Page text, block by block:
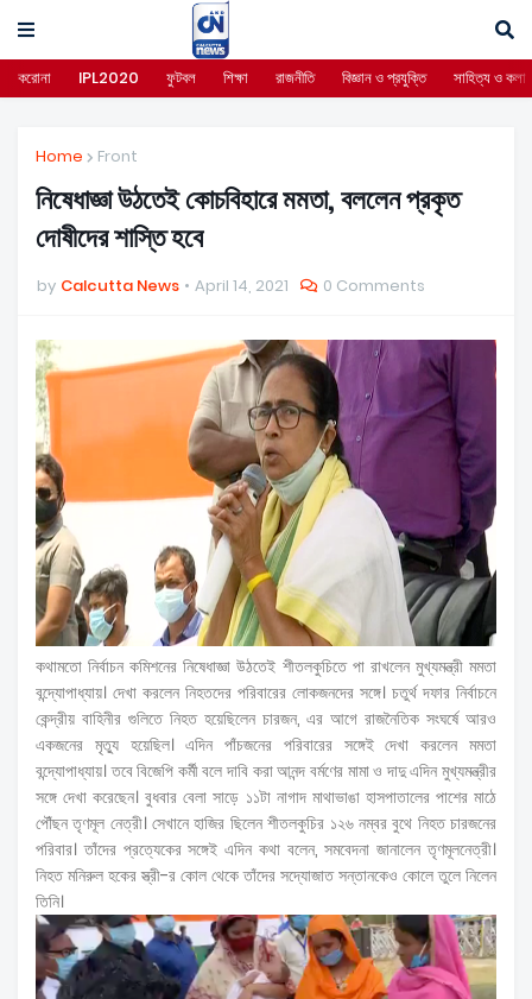
করোনা IPL2020 ফুটবল শিক্ষা রাজনীতি বিজ্ঞান ও প্রযুক্তি সাহিত্য ও কলা
Home Front
নিষেধাজ্ঞা উঠতেই কোচবিহারে মমতা, বললেন প্রকৃত
দোষীদের শাস্তি হবে
by Calcutta News April 14, 2021 0 Comments
কথামতো নির্বাচন কমিশনের নিষেধাজ্ঞা উঠতেই শীতলকুচিতে পা রাখলেন মুখ্যমন্ত্রী মমতা
বন্দ্যোপাধ্যায়। দেখা করলেন নিহতদের পরিবারের লোকজনদের সঙ্গে। চতুর্থ দফার নির্বাচনে
কেন্দ্রীয় বাহিনীর গুলিতে নিহত হয়েছিলেন চারজন, এর আগে রাজনৈতিক সংঘর্ষে আরও
একজনের মৃত্যু হয়েছিল। এদিন পাঁচজনের পরিবারের সঙ্গেই দেখা করলেন মমতা
বন্দ্যোপাধ্যায়। তবে বিজেপি কর্মী বলে দাবি করা আনন্দ বর্মণের মামা ও দাদু এদিন মুখ্যমন্ত্রীর
সঙ্গে দেখা করেছেন। বুধবার বেলা সাড়ে ১১টা নাগাদ মাথাভাঙা হাসপাতালের পাশের মাঠে
পৌঁছন তৃণমূল নেত্রী। সেখানে হাজির ছিলেন শীতলকুচির ১২৬ নম্বর বুথে নিহত চারজনের
পরিবার। তাঁদের প্রত্যেকের সঙ্গেই এদিন কথা বলেন, সমবেদনা জানালেন তৃণমূলনেত্রী।
নিহত মনিরুল হকের স্ত্রী-র কোল থেকে তাঁদের সদ্যোজাত সন্তানকেও কোলে তুলে নিলেন
তিনি।